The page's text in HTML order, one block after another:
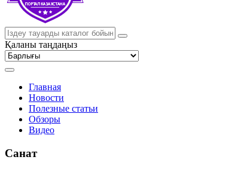
Қаланы таңдаңыз
Главная
Новости
Полезные статьи
Обзоры
Видео
Санат